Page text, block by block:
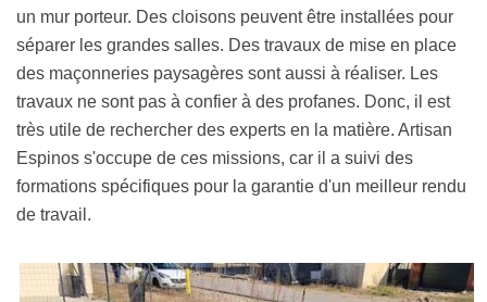
un mur porteur. Des cloisons peuvent être installées pour
séparer les grandes salles. Des travaux de mise en place
des maçonneries paysagères sont aussi à réaliser. Les
travaux ne sont pas à confier à des profanes. Donc, il est
très utile de rechercher des experts en la matière. Artisan
Espinos s'occupe de ces missions, car il a suivi des
formations spécifiques pour la garantie d'un meilleur rendu
de travail.